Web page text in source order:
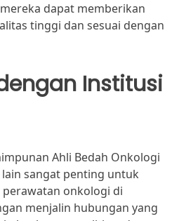
dapat memberikan
tinggi dan sesuai dengan
Institusi
Ahli Bedah Onkologi
sangat penting untuk
onkologi di
menjalin hubungan yang